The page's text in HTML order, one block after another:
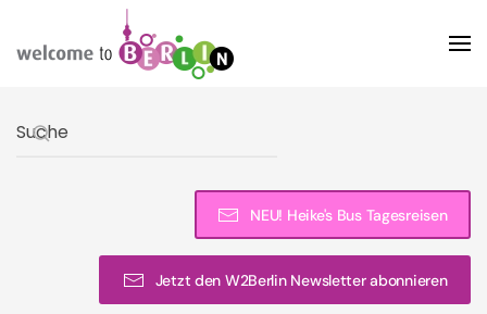
Skip to main content
NEU! Heike's Bus Tagesreisen
Jetzt den W2Berlin Newsletter abonnieren